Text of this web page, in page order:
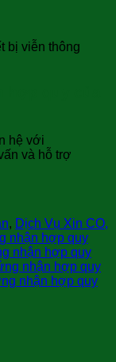
bị viễn thông
hệ với
và hỗ trợ
, Dịch Vụ Xin CO,
nhận hợp quy
nhận hợp quy
nhận hợp quy
nhận hợp quy